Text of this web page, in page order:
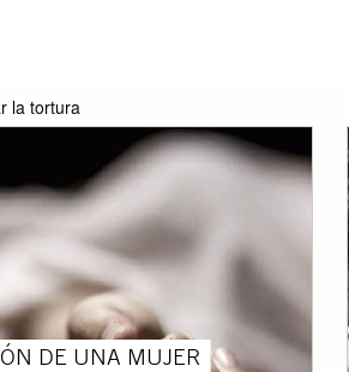
la tortura
DE UNA MUJER